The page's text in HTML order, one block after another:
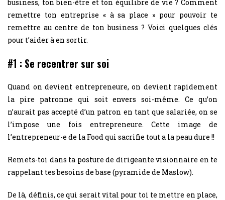
business, ton bien-être et ton équilibre de vie ? Comment
remettre ton entreprise « à sa place » pour pouvoir te
remettre au centre de ton business ? Voici quelques clés
pour t’aider à en sortir.
#1 : Se recentrer sur soi
Quand on devient entrepreneure, on devient rapidement
la pire patronne qui soit envers soi-même. Ce qu’on
n’aurait pas accepté d’un patron en tant que salariée, on se
l’impose une fois entrepreneure. Cette image de
l’entrepreneur-e de la Food qui sacrifie tout a la peau dure !!
Remets-toi dans ta posture de dirigeante visionnaire en te
rappelant tes besoins de base (pyramide de Maslow).
De là, définis, ce qui serait vital pour toi te mettre en place,